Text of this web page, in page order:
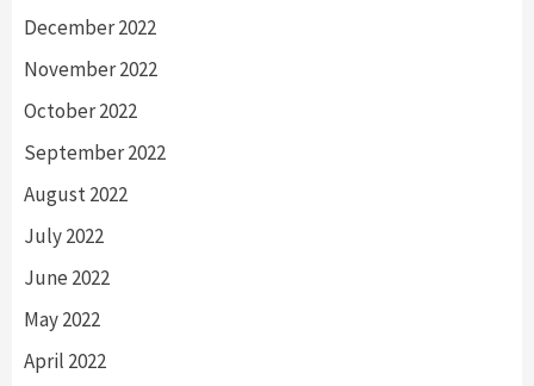
December 2022
November 2022
October 2022
September 2022
August 2022
July 2022
June 2022
May 2022
April 2022